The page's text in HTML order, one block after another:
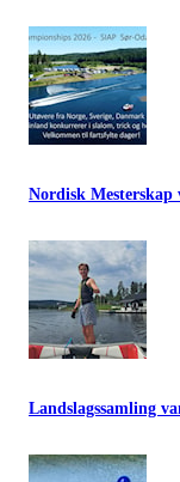
Nordisk
Landslagssamling